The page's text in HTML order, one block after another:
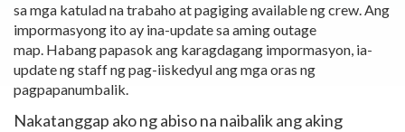
sa mga katulad na trabaho at pagiging available ng crew. Ang
impormasyong ito ay ina-update sa aming outage
map. Habang papasok ang karagdagang impormasyon, ia-
update ng staff ng pag-iiskedyul ang mga oras ng
pagpapanumbalik.
Nakatanggap ako ng abiso na naibalik ang aking